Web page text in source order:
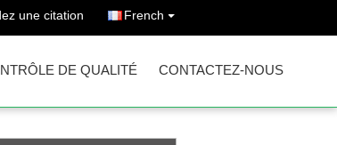
une citation French
DE QUALITÉ CONTACTEZ-NOUS